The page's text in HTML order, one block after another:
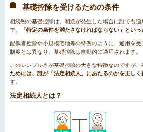
基礎控除を受けるための条件
相続税の基礎控除は、相続が発生した場合に誰でも
で、
「特定の条件を満たさなければならない」といっ
配偶者控除や小規模宅地等の特例のように、適用を
制度とは異なり、基礎控除は自動的に適用されます。
このシンプルさが基礎控除の大きな特徴なのですが、
ためには、誰が「法定相続人」にあたるのかを正しく
す。
法定相続人とは？